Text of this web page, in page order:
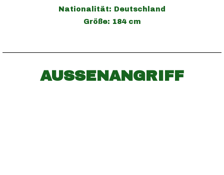
Nationalität: Deutschland
Größe: 184 cm
AUSSENANGRIFF